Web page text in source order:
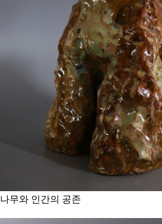
나무와 인간의 공존